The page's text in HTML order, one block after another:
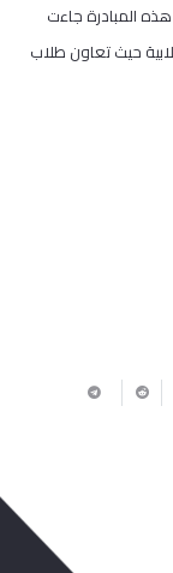
هذه المبادرة جاءت
حيث تعاون طلاب